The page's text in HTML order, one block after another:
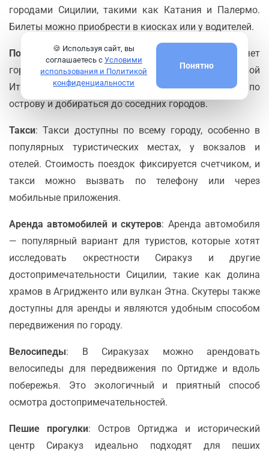
городами Сицилии, такими как Катания и Палермо.
Билеты можно приобрести в киосках или у водителей.
Поезда
: Железнодорожная станция Сиракуз соединяет
город с другими частями Сицилии и материковой
Италией. Поезда — удобный способ путешествовать по
острову и добираться до соседних городов.
Такси: Такси доступны по всему городу, особенно в
популярных туристических местах, у вокзалов и
отелей. Стоимость поездок фиксируется счетчиком, и
такси можно вызвать по телефону или через
мобильные приложения.
Аренда автомобилей и скутеров: Аренда автомобиля
— популярный вариант для туристов, которые хотят
исследовать окрестности Сиракуз и другие
достопримечательности Сицилии, такие как долина
храмов в Агридженто или вулкан Этна. Скутеры также
доступны для аренды и являются удобным способом
передвижения по городу.
Велосипеды: В Сиракузах можно арендовать
велосипеды для передвижения по Ортидже и вдоль
побережья. Это экологичный и приятный способ
осмотра достопримечательностей.
Пешие прогулки: Остров Ортиджа и исторический
центр Сиракуз идеально подходят для пеших
🍪 Используя сайт, вы
соглашаетесь с Условими
использования и Политикой
конфиденциальности
Понятно